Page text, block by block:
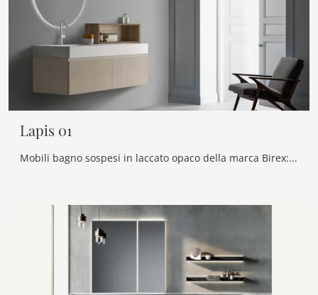
Lapis 01
Mobili bagno sospesi in laccato opaco della marca Birex: clicca e scopri l'arredo bagno moderno Lapis 01 per la stanza del benessere.